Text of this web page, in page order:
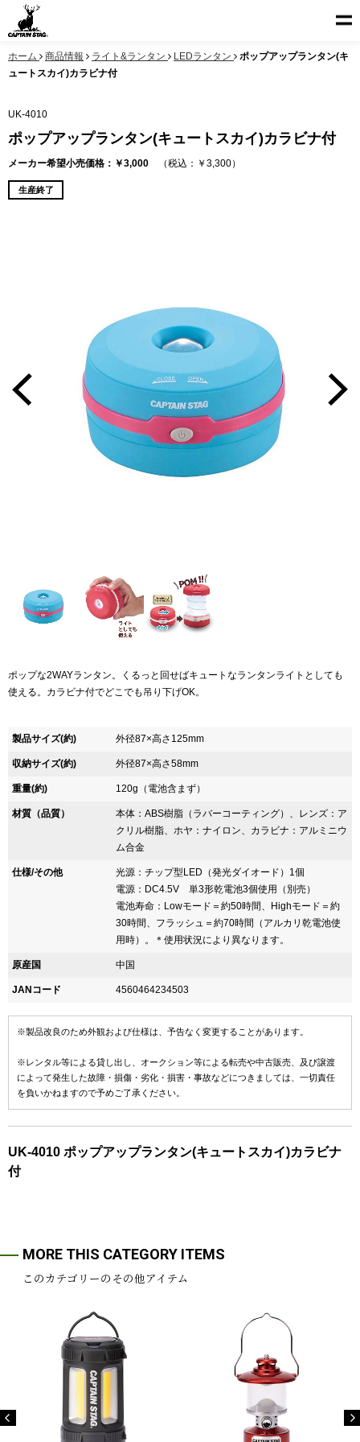
ホーム 商品情報 ライト&ランタン LEDランタン
ポップアップランタン(キ
ュートスカイ)カラビナ付
UK-4010
ポップアップランタン(キュートスカイ)カラビナ付
メーカー希望小売価格：￥3,000 （税込：￥3,300）
生産終了
ポップな2WAYランタン。くるっと回せばキュートなランタンライトとしても
使える。カラビナ付でどこでも吊り下げOK。
製品サイズ(約) 外径87×高さ125mm
収納サイズ(約) 外径87×高さ58mm
重量(約) 120g（電池含まず）
材質（品質）
本体：ABS樹脂（ラバーコーティング）、レンズ：ア
クリル樹脂、ホヤ：ナイロン、カラビナ：アルミニウ
ム合金
仕様/その他
光源：チップ型LED（発光ダイオード）1個
電源：DC4.5V 単3形乾電池3個使用（別売）
電池寿命：Lowモード＝約50時間、Highモード＝約
30時間、フラッシュ＝約70時間（アルカリ乾電池使
用時）。＊使用状況により異なります。
原産国 中国
JANコード 4560464234503
※製品改良のため外観および仕様は、予告なく変更することがあります。
※レンタル等による貸し出し、オークション等による転売や中古販売、及び譲渡
によって発生した故障・損傷・劣化・損害・事故などにつきましては、一切責任
を負いかねますので予めご了承ください。
UK-4010 ポップアップランタン(キュートスカイ)カラビナ
付
MORE THIS CATEGORY ITEMS
このカテゴリーのその他アイテム